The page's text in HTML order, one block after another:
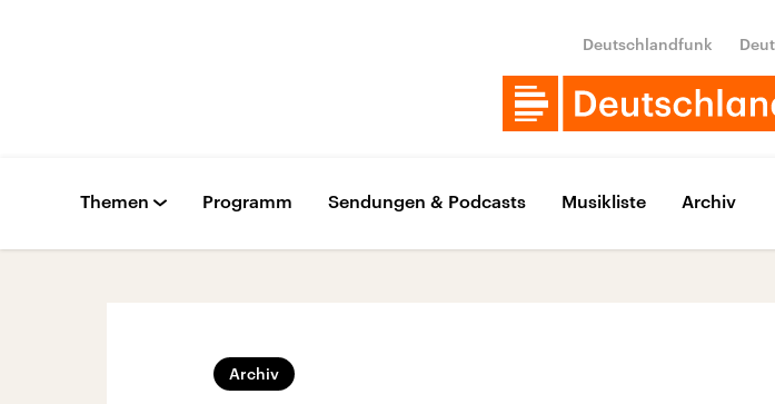
Deutschlandfunk
Themen Programm Sendungen & Podcasts Musikliste Archiv
Archiv